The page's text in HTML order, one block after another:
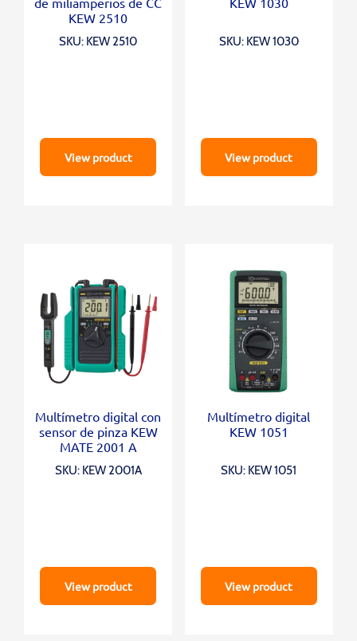
KEW 2510
SKU: KEW 2510
View product
SKU: KEW 1030
View product
Multímetro digital con
sensor de pinza KEW
MATE 2001 A
SKU: KEW 2001A
View product
Multímetro digital
KEW 1051
SKU: KEW 1051
View product